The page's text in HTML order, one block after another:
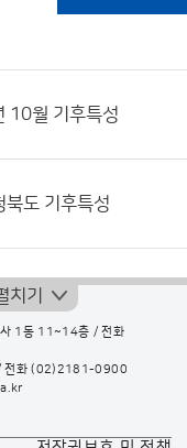
10월 기후특성
도 기후특성
치기
1동 11~14층 / 전화
전화(02)2181-0900